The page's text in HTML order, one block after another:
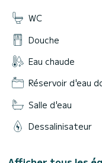
WC
Douche
Eau chaude
Réservoir d'eau
Salle d'eau
Dessalinisateur